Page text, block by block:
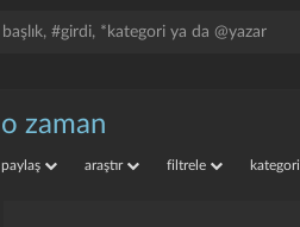
o zaman
paylaş araştır filtrele kategori